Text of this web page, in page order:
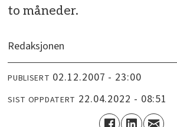
to måneder.
Redaksjonen
PUBLISERT 02.12.2007 - 23:00
SIST OPPDATERT 22.04.2022 - 08:51